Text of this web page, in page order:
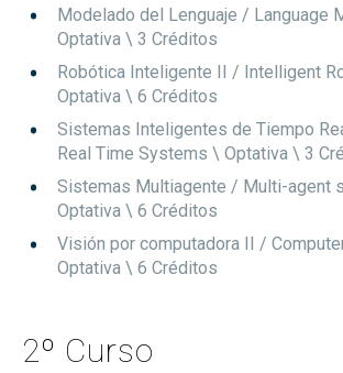
Modelado del Lenguaje / Language
Optativa \ 3 Créditos
Robótica Inteligente II / Intelligent
Optativa \ 6 Créditos
Sistemas Inteligentes de Tiempo
Real Time Systems \ Optativa \ 3
Sistemas Multiagente / Multi-agent
Optativa \ 6 Créditos
Visión por computadora II /
Optativa \ 6 Créditos
2º Curso